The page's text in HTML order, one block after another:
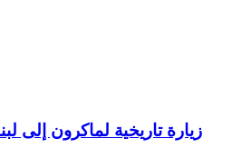
زيارة تاريخية لماكرون إلى